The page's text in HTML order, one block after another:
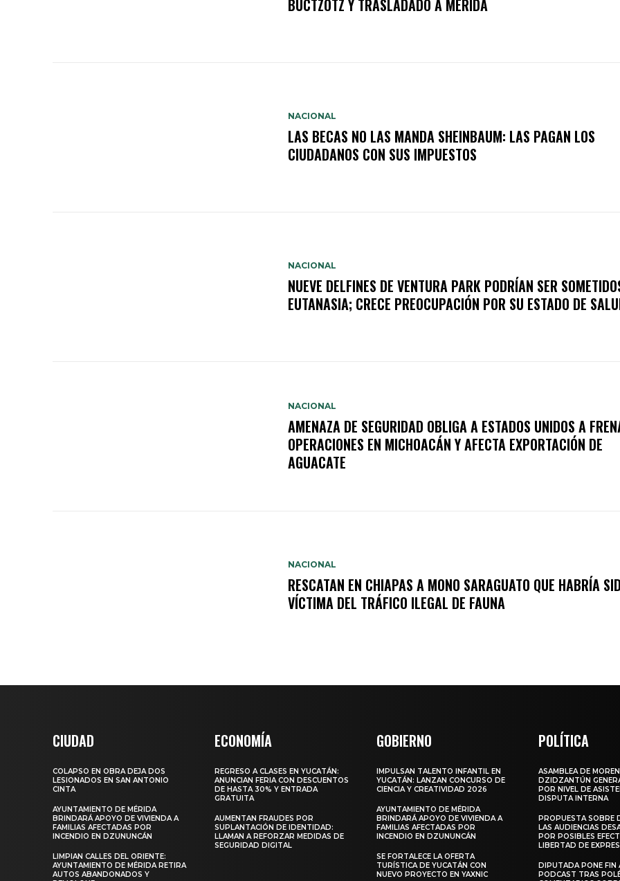
BUCTZOTZ Y TRASLADADO A MÉRIDA
NACIONAL
LAS BECAS NO LAS MANDA SHEINBAUM: LAS PAGAN LOS
CIUDADANOS CON SUS IMPUESTOS
NACIONAL
NUEVE DELFINES DE VENTURA PARK PODRÍAN SER
EUTANASIA; CRECE PREOCUPACIÓN POR SU ESTADO DE
NACIONAL
AMENAZA DE SEGURIDAD OBLIGA A ESTADOS UNIDOS A
OPERACIONES EN MICHOACÁN Y AFECTA EXPORTACIÓN DE
AGUACATE
NACIONAL
RESCATAN EN CHIAPAS A MONO SARAGUATO QUE HABRÍA
VÍCTIMA DEL TRÁFICO ILEGAL DE FAUNA
CIUDAD
COLAPSO EN OBRA DEJA DOS
LESIONADOS EN SAN ANTONIO
CINTA
AYUNTAMIENTO DE MÉRIDA
BRINDARÁ APOYO DE VIVIENDA A
FAMILIAS AFECTADAS POR
INCENDIO EN DZUNUNCÁN
LIMPIAN CALLES DEL ORIENTE:
AYUNTAMIENTO DE MÉRIDA RETIRA
AUTOS ABANDONADOS Y
ECONOMÍA
REGRESO A CLASES EN YUCATÁN:
ANUNCIAN FERIA CON DESCUENTOS
DE HASTA 30% Y ENTRADA
GRATUITA
AUMENTAN FRAUDES POR
SUPLANTACIÓN DE IDENTIDAD:
LLAMAN A REFORZAR MEDIDAS DE
SEGURIDAD DIGITAL
GOBIERNO
IMPULSAN TALENTO INFANTIL EN
YUCATÁN: LANZAN CONCURSO DE
CIENCIA Y CREATIVIDAD 2026
AYUNTAMIENTO DE MÉRIDA
BRINDARÁ APOYO DE VIVIENDA A
FAMILIAS AFECTADAS POR
INCENDIO EN DZUNUNCÁN
SE FORTALECE LA OFERTA
TURÍSTICA DE YUCATÁN CON
NUEVO PROYECTO EN YAXNIC
POLÍTICA
ASAMBLEA DE
DZIDZANTÚN
POR NIVEL DE
DISPUTA INTERNA
PROPUESTA SOBRE
LAS AUDIENCIAS
POR POSIBLES
LIBERTAD DE
DIPUTADA PONE FIN
PODCAST TRAS